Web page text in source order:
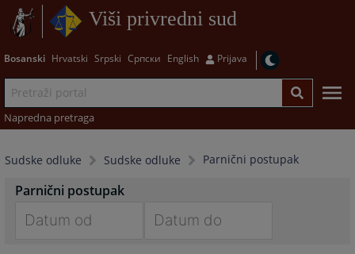
Viši privredni sud
Bosanski Hrvatski Srpski Српски English Prijava
Napredna pretraga
Sudske odluke Sudske odluke Parnični postupak
Parnični postupak